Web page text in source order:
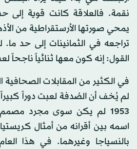
نقمة. فالعلاقة كانت قوية إلى
يمحي صورتها الأرستقراطية من
تراجعه في الثمانينات إلى حد
القول: إنه كون معها ثنائياً ناجحاً
في الكثير من المقابلات الصحافية
لم يُخف أن الصُدفة لعبت دوراً
1953 لم يكن سوى مجرد
اسمه بين أقرانه من أمثال
بالنسياجا وغيرهما. في هذا